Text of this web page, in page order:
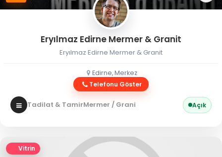
Eryılmaz Edirne Mermer & Granit
Eryılmaz Edirne Mermer & Granit
Edirne, Merkez
Telefonu Göster
Tadilat & TamirMermer / Granit Açık
Vitrin